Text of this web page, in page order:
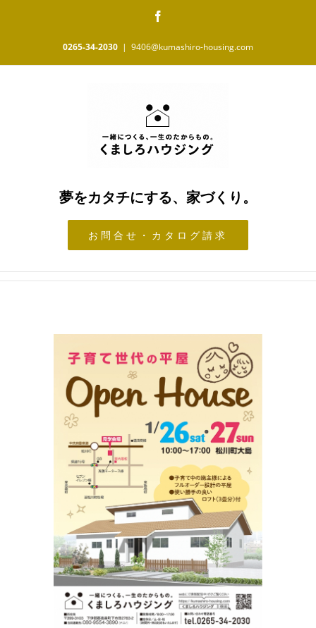
0265-34-2030 | 9406@kumashiro-housing.com
夢をカタチにする、家づくり。
お問合せ・カタログ請求
Larger